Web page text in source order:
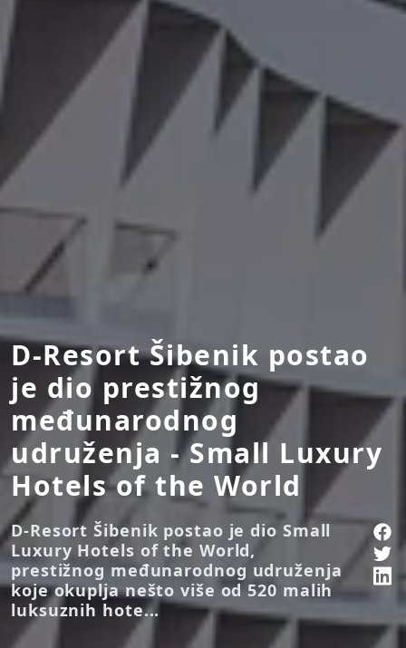
D-Resort Šibenik postao
je dio prestižnog
međunarodnog
udruženja - Small Luxury
Hotels of the World
D-Resort Šibenik postao je dio Small
Luxury Hotels of the World,
prestižnog međunarodnog udruženja
koje okuplja nešto više od 520 malih
luksuznih hote...